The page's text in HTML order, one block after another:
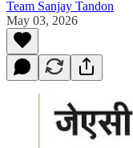
Team Sanjay Tandon
May 03, 2026